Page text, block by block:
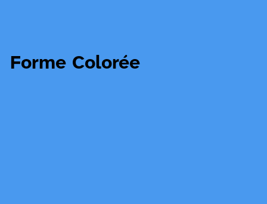
Forme Colorée